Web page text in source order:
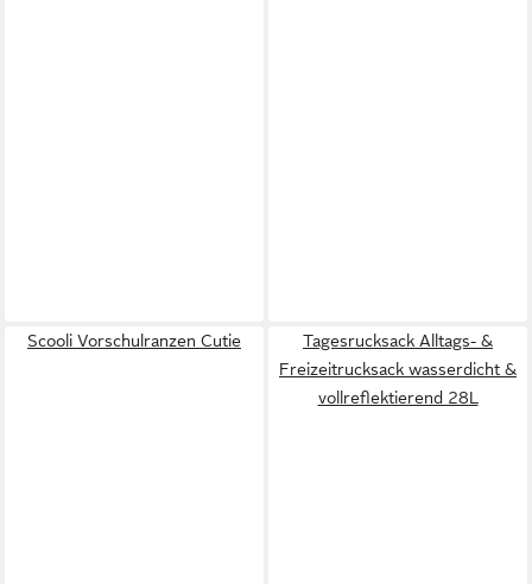
Scooli Vorschulranzen Cutie
Tagesrucksack Alltags- &
Freizeitrucksack wasserdicht &
vollreflektierend 28L